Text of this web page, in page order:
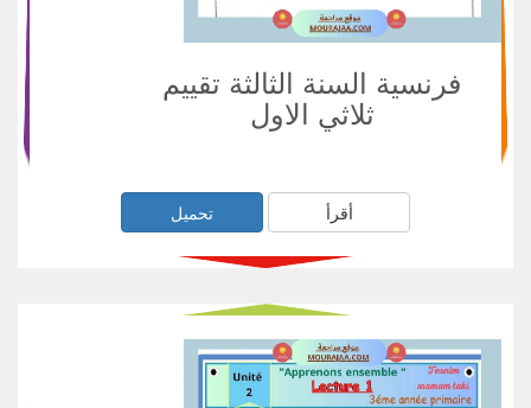
فرنسية السنة الثالثة تقييم
ثلاثي الاول
أقرأ تحميل